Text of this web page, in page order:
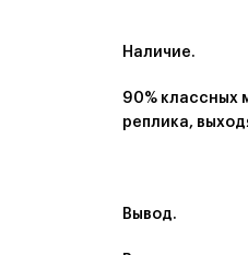
Наличие.
90% классных
реплика,
Вывод.